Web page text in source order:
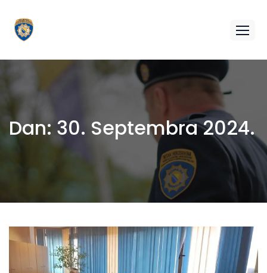
Dan:30. Septembra 2024.